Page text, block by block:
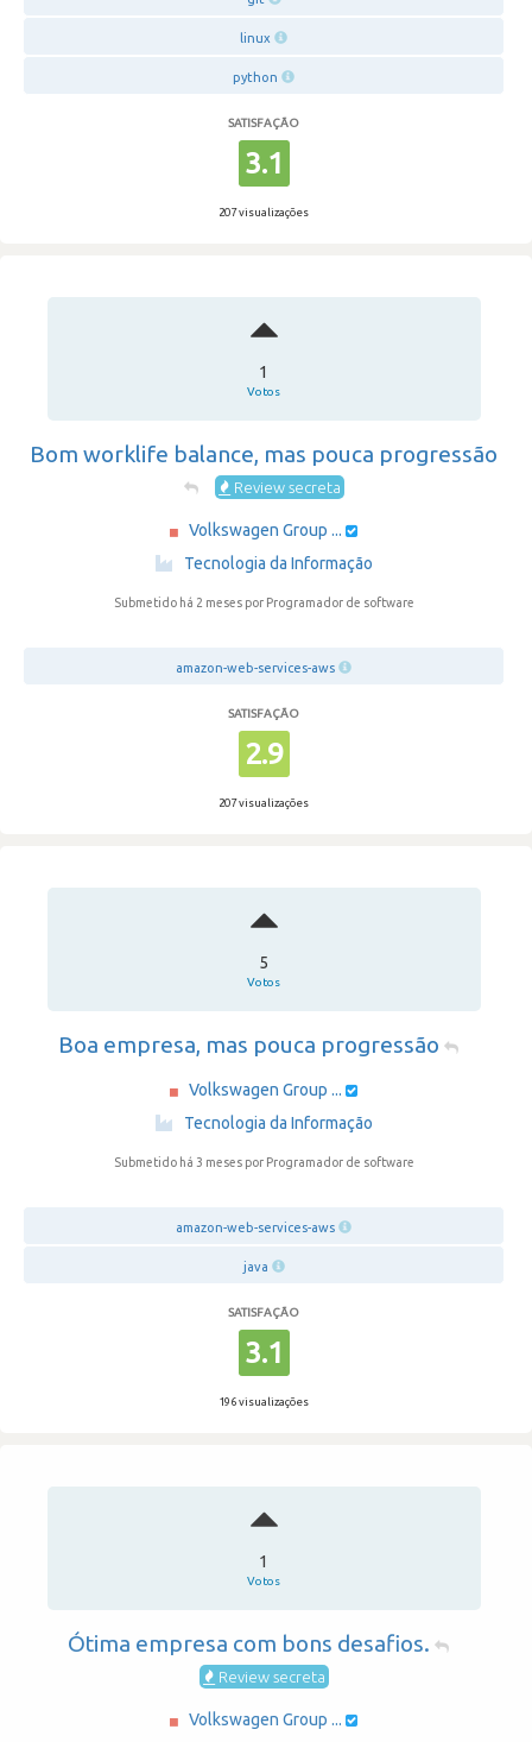
linux
python
SATISFAÇÃO
3.1
207 visualizações
1
Votos
Bom worklife balance, mas pouca progressão
Review secreta
Volkswagen Group ...
Tecnologia da Informação
Submetido há 2 meses por Programador de software
amazon-web-services-aws
SATISFAÇÃO
2.9
207 visualizações
5
Votos
Boa empresa, mas pouca progressão
Volkswagen Group ...
Tecnologia da Informação
Submetido há 3 meses por Programador de software
amazon-web-services-aws
java
SATISFAÇÃO
3.1
196 visualizações
1
Votos
Ótima empresa com bons desafios.
Review secreta
Volkswagen Group ...